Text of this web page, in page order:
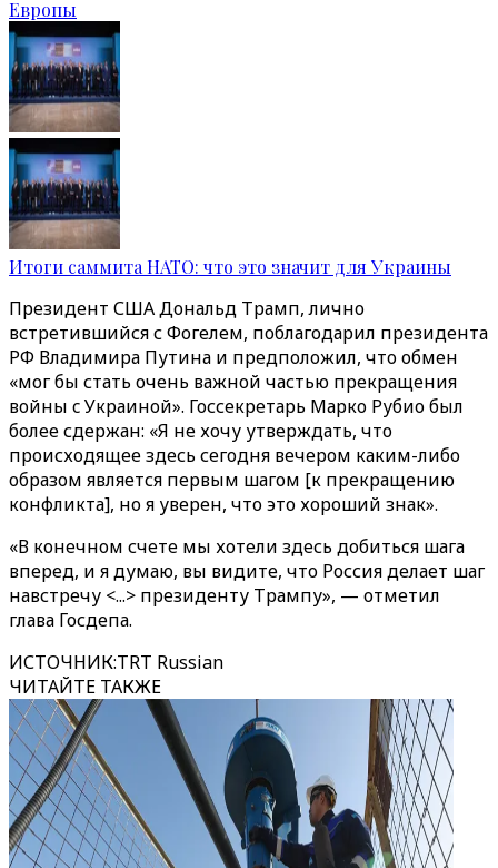
Европы
Итоги саммита НАТО: что это значит для Украины
Президент США Дональд Трамп, лично
встретившийся с Фогелем, поблагодарил президента
РФ Владимира Путина и предположил, что обмен
«мог бы стать очень важной частью прекращения
войны c Украиной». Госсекретарь Марко Рубио был
более сдержан: «Я не хочу утверждать, что
происходящее здесь сегодня вечером каким-либо
образом является первым шагом [к прекращению
конфликта], но я уверен, что это хороший знак».
«В конечном счете мы хотели здесь добиться шага
вперед, и я думаю, вы видите, что Россия делает шаг
навстречу <...> президенту Трампу», — отметил
глава Госдепа.
ИСТОЧНИК:TRT Russian
ЧИТАЙТЕ ТАКЖЕ